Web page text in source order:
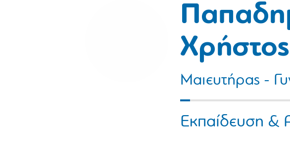
Χρήστος
Μαιευτήρας -
Εκπαίδευση &